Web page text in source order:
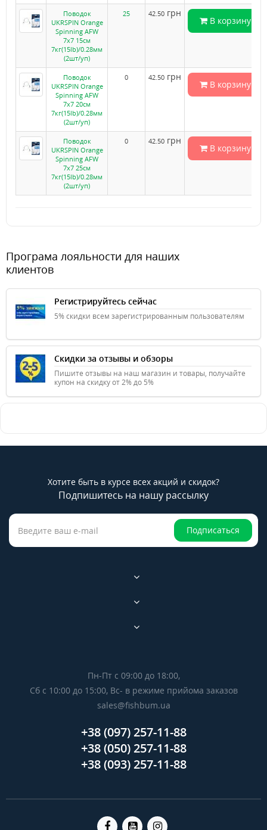
Поводок
UKRSPIN Orange
Spinning AFW
7х7 15см
7кг(15lb)/0.28мм
(2шт/уп)
25 42.50 грн
В корзину
Поводок
UKRSPIN Orange
Spinning AFW
7х7 20см
7кг(15lb)/0.28мм
(2шт/уп)
0 42.50 грн
В корзину
Поводок
UKRSPIN Orange
Spinning AFW
7х7 25см
7кг(15lb)/0.28мм
(2шт/уп)
0 42.50 грн
В корзину
Програма лояльности для наших
клиентов
Регистрируйтесь сейчас
5% скидки всем зарегистрированным пользователям
Скидки за отзывы и обзоры
Пишите отзывы на наш магазин и товары, получайте
купон на скидку от 2% до 5%
Хотите быть в курсе всех акций и скидок?
Подпишитесь на нашу рассылку
Подписаться
Пн-Пт с 09:00 до 18:00,
Сб с 10:00 до 15:00, Вс- в режиме прийома заказов
sales@fishbum.ua
+38 (097) 257-11-88
+38 (050) 257-11-88
+38 (093) 257-11-88